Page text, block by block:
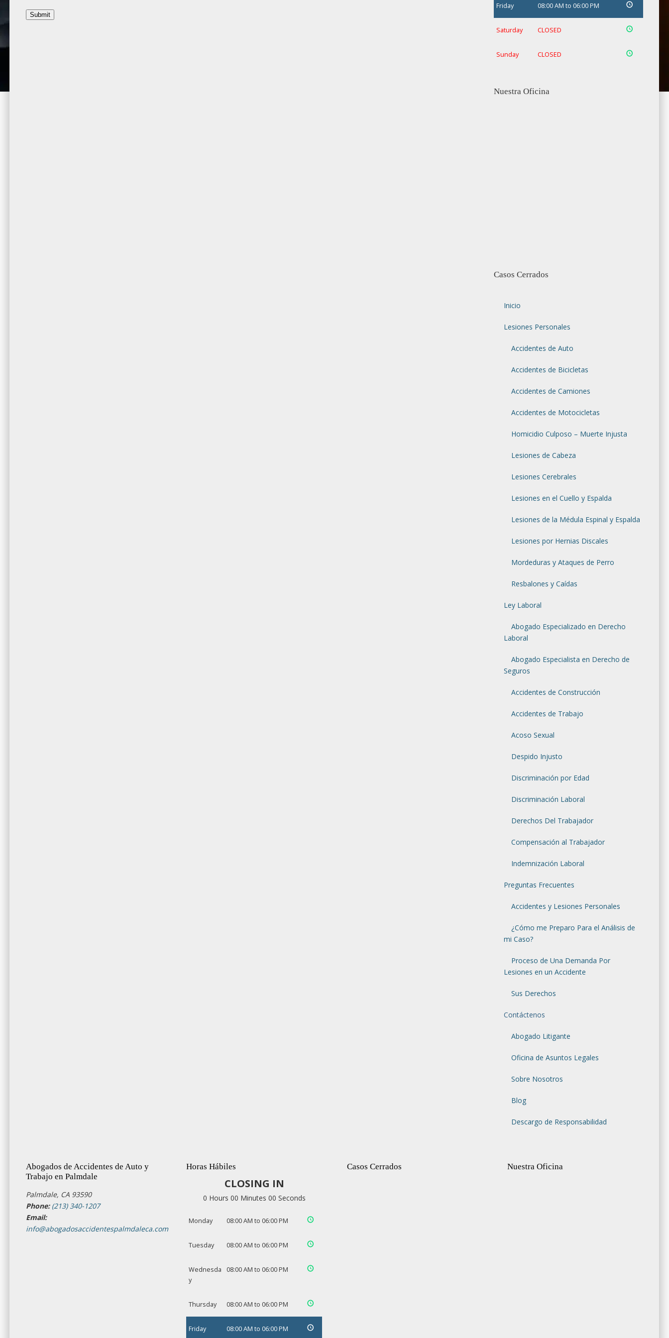
Submit
Friday 08:00 AM to 06:00 PM
Saturday CLOSED
Sunday CLOSED
Nuestra Oficina
Casos Cerrados
Inicio
Lesiones Personales
Accidentes de Auto
Accidentes de Bicicletas
Accidentes de Camiones
Accidentes de Motocicletas
Homicidio Culposo – Muerte Injusta
Lesiones de Cabeza
Lesiones Cerebrales
Lesiones en el Cuello y Espalda
Lesiones de la Médula Espinal y Espalda
Lesiones por Hernias Discales
Mordeduras y Ataques de Perro
Resbalones y Caídas
Ley Laboral
Abogado Especializado en Derecho
Laboral
Abogado Especialista en Derecho de
Seguros
Accidentes de Construcción
Accidentes de Trabajo
Acoso Sexual
Despido Injusto
Discriminación por Edad
Discriminación Laboral
Derechos Del Trabajador
Compensación al Trabajador
Indemnización Laboral
Preguntas Frecuentes
Accidentes y Lesiones Personales
¿Cómo me Preparo Para el Análisis de
mi Caso?
Proceso de Una Demanda Por
Lesiones en un Accidente
Sus Derechos
Contáctenos
Abogado Litigante
Oficina de Asuntos Legales
Sobre Nosotros
Blog
Descargo de Responsabilidad
Abogados de Accidentes de Auto y
Trabajo en Palmdale
Palmdale, CA 93590
Phone: (213) 340-1207
Email:
info@abogadosaccidentespalmdaleca.com
Horas Hábiles
CLOSING IN
0 Hours 00 Minutes 00 Seconds
Monday 08:00 AM to 06:00 PM
Tuesday 08:00 AM to 06:00 PM
Wednesda
y
08:00 AM to 06:00 PM
Thursday 08:00 AM to 06:00 PM
Friday 08:00 AM to 06:00 PM
Casos Cerrados Nuestra Oficina